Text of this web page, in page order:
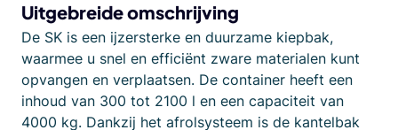
Uitgebreide omschrijving
De SK is een ijzersterke en duurzame kiepbak,
waarmee u snel en efficiënt zware materialen kunt
opvangen en verplaatsen. De container heeft een
inhoud van 300 tot 2100 l en een capaciteit van
4000 kg. Dankzij het afrolsysteem is de kantelbak